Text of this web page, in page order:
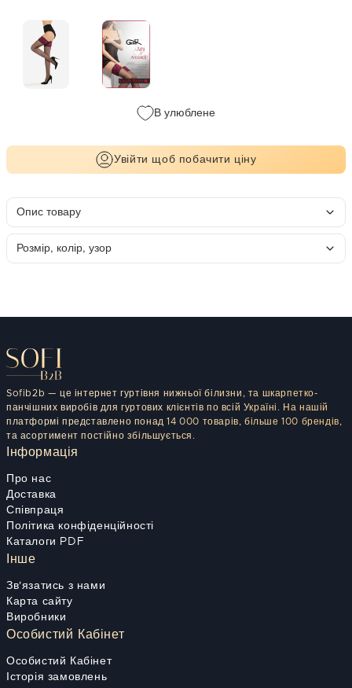
В улюблене
Увійти щоб побачити ціну
Опис товару
Розмір, колір, узор
Sofib2b — це інтернет гуртівня нижньої білизни, та шкарпетко-
панчішних виробів для гуртових клієнтів по всій Україні. На нашій
платформі представлено понад 14 000 товарів, більше 100 брендів,
та асортимент постійно збільшується.
Інформація
Про нас
Доставка
Співпраця
Політика конфіденційності
Каталоги PDF
Інше
Зв'язатись з нами
Карта сайту
Виробники
Особистий Кабінет
Особистий Кабінет
Історія замовлень